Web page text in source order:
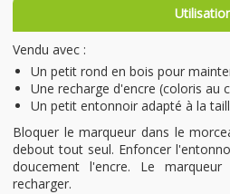
Vendu avec :
Un petit rond en bois pour
Une recharge d'encre (coloris au
Un petit entonnoir adapté à la
Bloquer le marqueur dans le
debout tout seul. Enfoncer
doucement l'encre. Le
recharger.